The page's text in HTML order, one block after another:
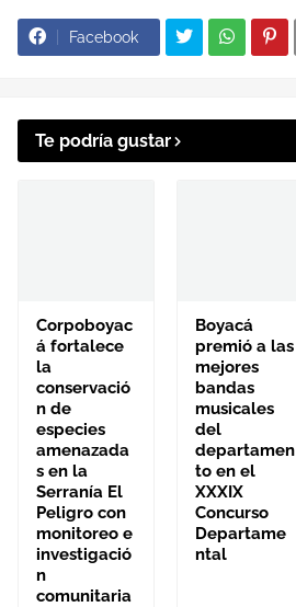
Facebook
Te podría gustar
Corpoboyac
á fortalece
la
conservació
n de
especies
amenazada
s en la
Serranía El
Peligro con
monitoreo e
investigació
n
comunitaria
Boyacá
premió a las
mejores
bandas
musicales
del
departamen
to en el
XXXIX
Concurso
Departame
ntal